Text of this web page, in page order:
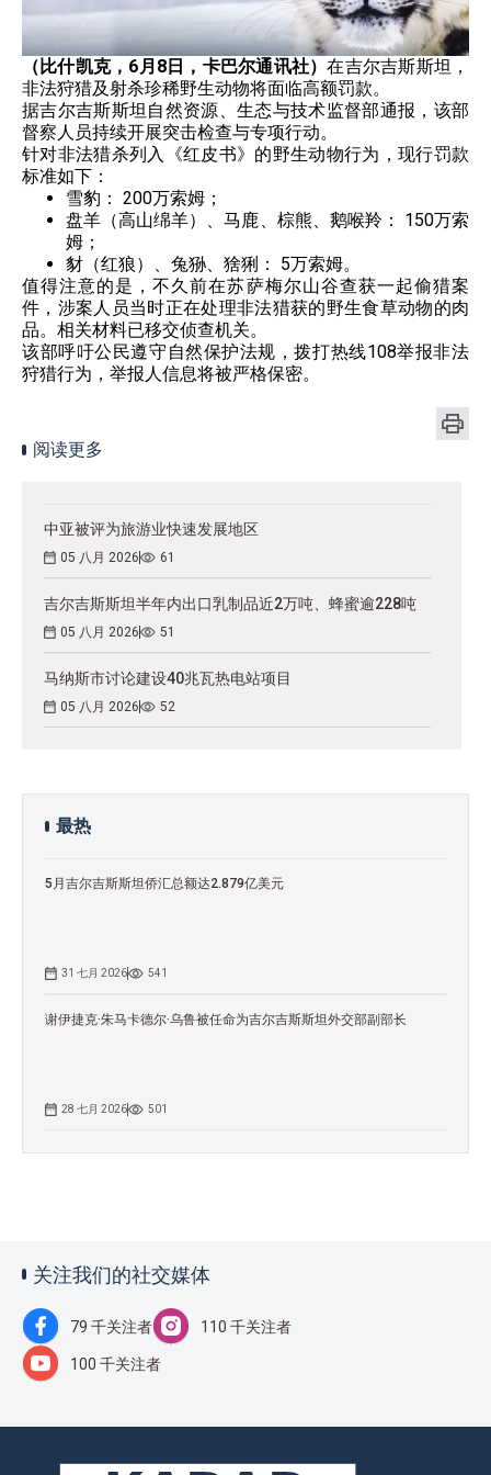
（比什凯克，6月8日，卡巴尔通讯社）在吉尔吉斯斯坦，
非法狩猎及射杀珍稀野生动物将面临高额罚款。
据吉尔吉斯斯坦自然资源、生态与技术监督部通报，该部
督察人员持续开展突击检查与专项行动。
针对非法猎杀列入《红皮书》的野生动物行为，现行罚款
标准如下：
雪豹：​ 200万索姆；
盘羊（高山绵羊）、马鹿、棕熊、鹅喉羚：​ 150万索
姆；
豺（红狼）、兔狲、猞猁：​ 5万索姆。
值得注意的是，不久前在苏萨梅尔山谷查获一起偷猎案
件，涉案人员当时正在处理非法猎获的野生食草动物的肉
品。相关材料已移交侦查机关。
该部呼吁公民遵守自然保护法规，拨打热线108举报非法
狩猎行为，举报人信息将被严格保密。
阅读更多
中亚被评为旅游业快速发展地区
05 八月 2026 61
吉尔吉斯斯坦半年内出口乳制品近2万吨、蜂蜜逾228吨
05 八月 2026 51
马纳斯市讨论建设40兆瓦热电站项目
05 八月 2026 52
最热
5月吉尔吉斯斯坦侨汇总额达2.879亿美元
31 七月 2026 541
谢伊捷克·朱马卡德尔·乌鲁被任命为吉尔吉斯斯坦外交部副部长
28 七月 2026 501
关注我们的社交媒体
79 千关注者 110 千关注者
100 千关注者